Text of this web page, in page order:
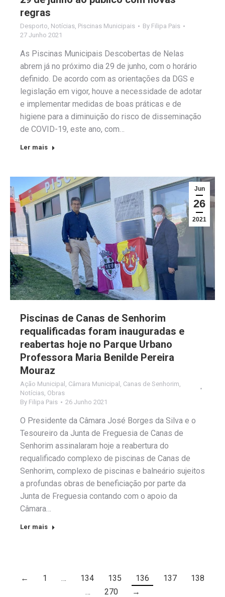
regras
Desporto, Notícias, Piscinas Municipais By Filipa Pais
27 Junho 2021
As Piscinas Municipais Descobertas de Nelas
abrem já no próximo dia 29 de junho, com o horário
definido. De acordo com as orientações da DGS e
legislação em vigor, houve a necessidade de adotar
e implementar medidas de boas práticas e de
higiene para a diminuição do risco de disseminação
de COVID-19, este ano, com…
Ler mais
Jun
26
2021
Piscinas de Canas de Senhorim
requalificadas foram inauguradas e
reabertas hoje no Parque Urbano
Professora Maria Benilde Pereira
Mouraz
Ação Municipal Câmara Municipal Canas de Senhorim
Notícias Obras
By Filipa Pais 26 Junho 2021
O Presidente da Câmara José Borges da Silva e o
Tesoureiro da Junta de Freguesia de Canas de
Senhorim assinalaram hoje a reabertura do
requalificado complexo de piscinas de Canas de
Senhorim, complexo de piscinas e balneário sujeitos
a profundas obras de beneficiação por parte da
Junta de Freguesia contando com o apoio da
Câmara…
Ler mais
← 1 … 134 135 136 137
138
…
270 →